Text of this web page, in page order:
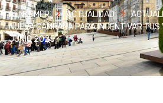
AENKOMER ACTUALIDAD
NUEVA CAMPAÑA PARA INCENTIVAR
JUNIO 2025